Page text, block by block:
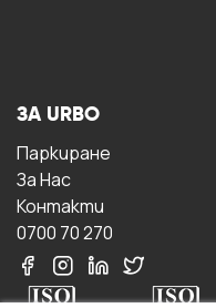
ЗА URBO
Паркиране
За Hас
Контакти
0700 70 270